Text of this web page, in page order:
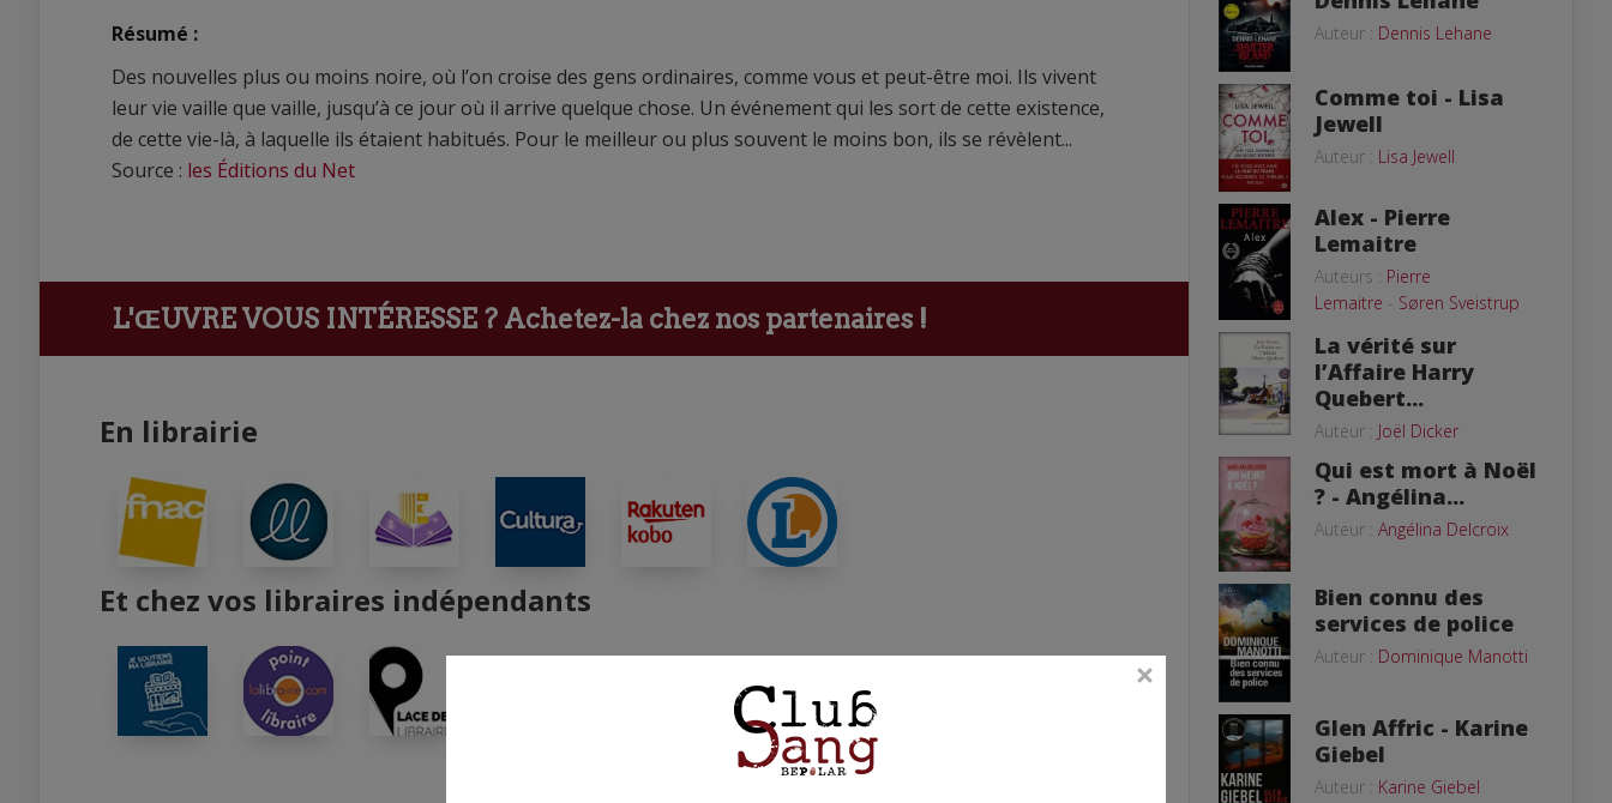
Résumé :
Des nouvelles plus ou moins noire, où l’on croise des gens ordinaires, comme vous et peut-être moi. Ils vivent
leur vie vaille que vaille, jusqu’à ce jour où il arrive quelque chose. Un événement qui les sort de cette existence,
de cette vie-là, à laquelle ils étaient habitués. Pour le meilleur ou plus souvent le moins bon, ils se révèlent...
Source : les Éditions du Net
L'ŒUVRE VOUS INTÉRESSE ? Achetez-la chez nos partenaires !
En librairie
Et chez vos libraires indépendants
Auteur : Dennis Lehane
Comme toi - Lisa
Jewell
Auteur : Lisa Jewell
Alex - Pierre
Lemaitre
Auteurs : Pierre
Lemaitre - Søren Sveistrup
La vérité sur
l’Affaire Harry
Quebert...
Auteur : Joël Dicker
Qui est mort à Noël
? - Angélina...
Auteur : Angélina Delcroix
Bien connu des
services de police
Auteur : Dominique Manotti
Glen Affric - Karine
Giebel
Auteur : Karine Giebel